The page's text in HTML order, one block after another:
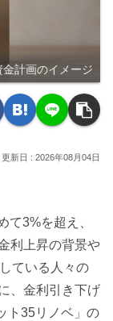
計画のイメージ
2026年08月04日
て3%を超え、
利上昇の背景や
ている人々の
、金利引き下げ
ト35リノベ」の